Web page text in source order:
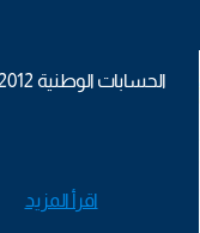
الحسابات الوطنية 2012-2016
اقرأ المزيد